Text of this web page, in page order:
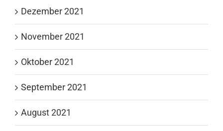
Dezember 2021
November 2021
Oktober 2021
September 2021
August 2021